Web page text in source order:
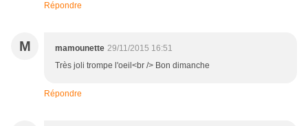
Répondre
M mamounette 29/11/2015 16:51
Très joli trompe l'oeil<br /> Bon dimanche
Répondre